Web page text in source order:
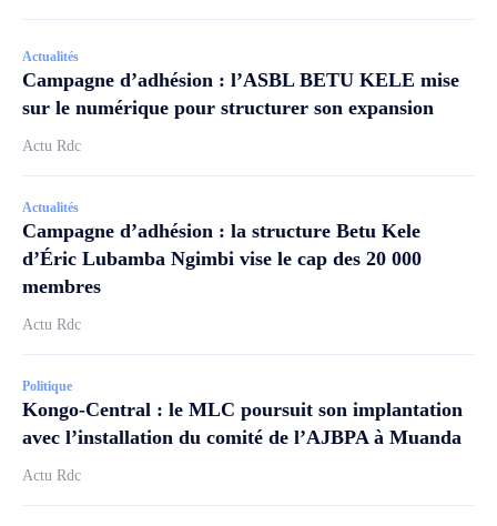
Actualités
Campagne d’adhésion : l’ASBL BETU KELE mise
sur le numérique pour structurer son expansion
Actu Rdc
Actualités
Campagne d’adhésion : la structure Betu Kele
d’Éric Lubamba Ngimbi vise le cap des 20 000
membres
Actu Rdc
Politique
Kongo-Central : le MLC poursuit son implantation
avec l’installation du comité de l’AJBPA à Muanda
Actu Rdc